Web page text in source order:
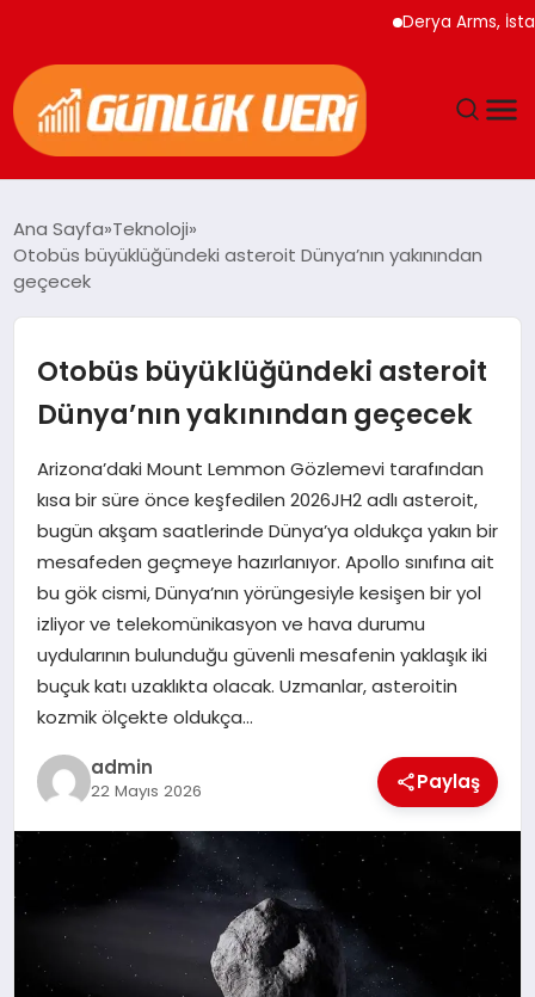
Derya Arms,
GÜNDEM
EKONOMI
GENEL
SPOR
TEKNOLOJI
Ana Sayfa Teknoloji
Otobüs büyüklüğündeki asteroit Dünya’nın yakınından
geçecek
Otobüs büyüklüğündeki asteroit
Dünya’nın yakınından geçecek
Arizona’daki Mount Lemmon Gözlemevi tarafından
kısa bir süre önce keşfedilen 2026JH2 adlı asteroit,
bugün akşam saatlerinde Dünya’ya oldukça yakın bir
mesafeden geçmeye hazırlanıyor. Apollo sınıfına ait
bu gök cismi, Dünya’nın yörüngesiyle kesişen bir yol
izliyor ve telekomünikasyon ve hava durumu
uydularının bulunduğu güvenli mesafenin yaklaşık iki
buçuk katı uzaklıkta olacak. Uzmanlar, asteroitin
kozmik ölçekte oldukça…
admin
22 Mayıs 2026 Paylaş